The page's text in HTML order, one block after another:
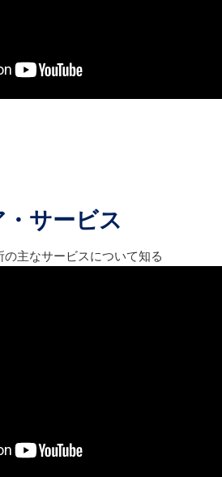
・サービス
主なサービスについて知る